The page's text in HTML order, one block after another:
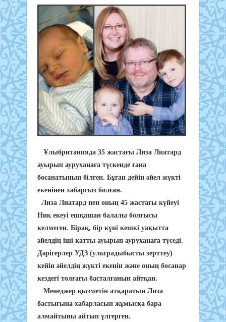
Ұлыбританияда 35 жастағы Лиза Лиатард
ауырып ауруханаға түскенде ғана
босанатынын білген. Бұған дейін әйел жүкті
екенінен хабарсыз болған.
Лиза Лиатард пен оның 45 жастағы күйеуі
Ник екеуі ешқашан балалы болғысы
келмеген. Бірақ, бір күні кешкі уақытта
әйелдің іші қатты ауырып ауруханаға түседі.
Дәрігерлер УДЗ (ультрадыбысты зерттеу)
кейін әйелдің жүкті екенін және оның босанар
кездегі толғағы басталғанын айтқан.
Менеджер қызметін атқаратын Лиза
бастығына хабарласып жұмысқа бара
алмайтыны айтып үлгерген.